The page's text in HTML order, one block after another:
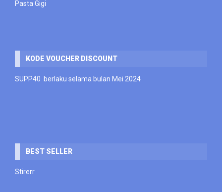
Pasta Gigi
KODE VOUCHER DISCOUNT
SUPP40 berlaku selama bulan Mei 2024
BEST SELLER
Stirerr